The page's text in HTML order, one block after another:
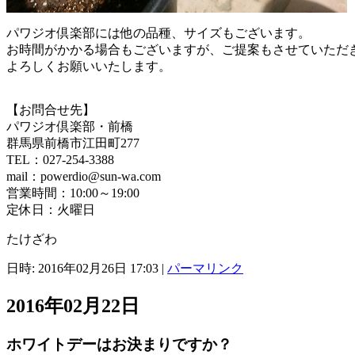
パワジオ倶楽部には他の品種、サイズもございます。
お時間がかかる場合もございますが、ご提案もさせていただ
よろしくお願いいたします。
【お問合せ先】
パワジオ倶楽部・前橋
群馬県前橋市江田町277
TEL：027-254-3388
mail：powerdio@sun-wa.com
営業時間：10:00～19:00
定休日：火曜日
たけざわ
日時: 2016年02月26日 17:03 | パーマリンク
2016年02月22日
ホワイトデーはお決まりですか？